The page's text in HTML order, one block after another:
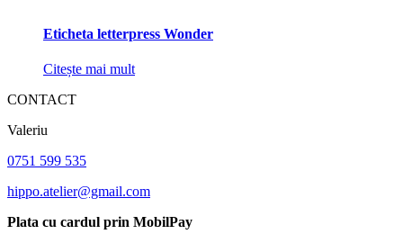
Eticheta letterpress Wonder
Citește mai mult
CONTACT
Valeriu
0751 599 535
hippo.atelier@gmail.com
Plata cu cardul prin MobilPay